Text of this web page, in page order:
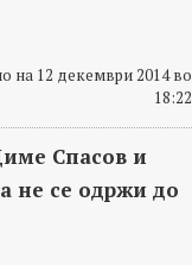
на 12 декември 2014 во
18:22
Спасов и
не се одржи до